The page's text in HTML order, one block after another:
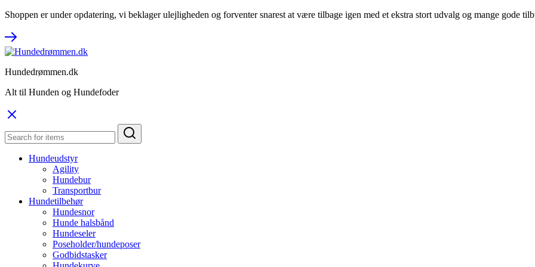
Shoppen er under opdatering, vi beklager ulejligheden og forventer snarest at være tilbage igen med et ekstra stort udvalg og mange gode
Hundedrømmen.dk
Alt til Hunden og Hundefoder
Hundeudstyr
Agility
Hundebur
Transportbur
Hundetilbehør
Hundesnor
Hunde halsbånd
Hundeseler
Poseholder/hundeposer
Godbidstasker